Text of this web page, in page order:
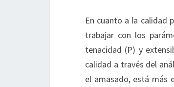
En cuanto a la calidad
trabajar con los
tenacidad (P) y
calidad a través del
el amasado, está más